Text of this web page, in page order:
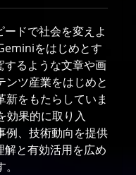
ドで社会を変えよ
をはじめとす
するような文章や画
ンツ産業をはじめと
新をもたらしていま
効果的に取り入
例、技術動向を提供
と有効活用を広め